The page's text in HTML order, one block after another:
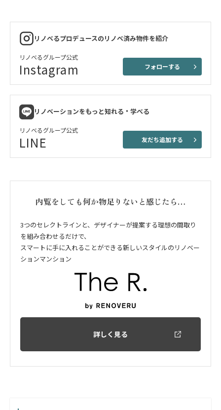
リノベるプロデュースのリノベ済み物件を紹介
リノベるグループ公式
Instagram フォローする
リノベーションをもっと知れる・学べる
リノベるグループ公式
LINE 友だち追加する
内覧をしても何か物足りないと感じたら…
3つのセレクトラインと、デザイナーが提案する理想の間取り
を組み合わせるだけで、
スマートに手に入れることができる新しいスタイルのリノベー
ションマンション
詳しく見る